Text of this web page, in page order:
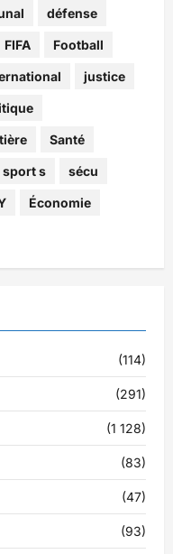
défense
FIFA Football
justice
Santé
sport s sécu
Économie
(114)
(291)
(1 128)
(83)
(47)
(93)